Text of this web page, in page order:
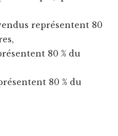
représentent 80
80 % du
80 % du